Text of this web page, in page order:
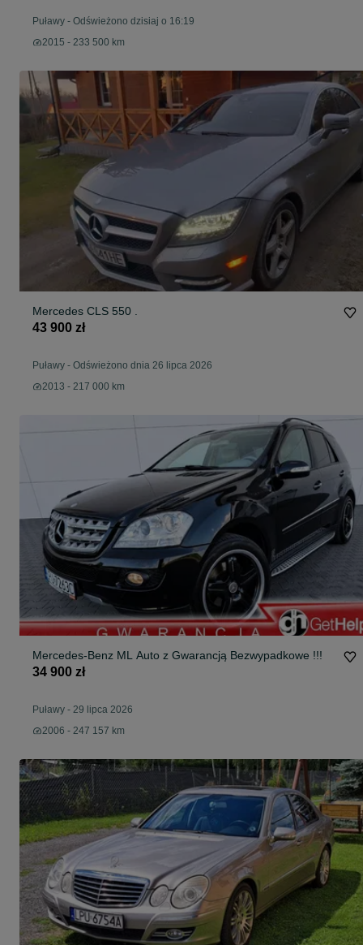
Puławy - Odświeżono dzisiaj o 16:19
2015 - 233 500 km
Mercedes CLS 550 .
43 900 zł
Puławy - Odświeżono dnia 26 lipca 2026
2013 - 217 000 km
Mercedes-Benz ML Auto z Gwarancją Bezwypadkowe !!!
34 900 zł
Puławy - 29 lipca 2026
2006 - 247 157 km